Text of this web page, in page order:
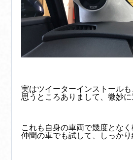
実はツイーターインストール
思うところありまして、微妙に
これも自身の車両で幾度となく
仲間の車でも試して、しっか